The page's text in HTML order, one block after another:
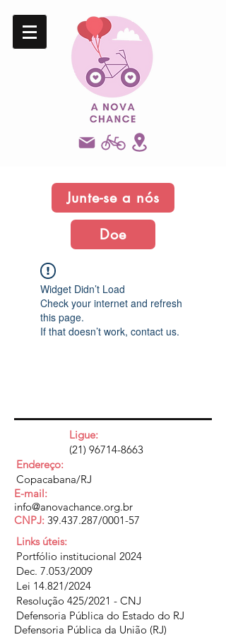
Junte-se a nós
Doe
Widget Didn’t Load
Check your internet and refresh
this page.
If that doesn’t work, contact us.
Ligue:
(21) 96714-8663
Endereço:
Copacabana/RJ
E-mail:
info@anovachance.org.br
CNPJ: 39.437.287/0001-57
Links úteis:
Portfólio institucional 2024
Dec. 7.053/2009
Lei 14.821/2024
Resolução 425/2021 - CNJ
Defensoria Pública do Estado do RJ
Defensoria Pública da União (RJ)